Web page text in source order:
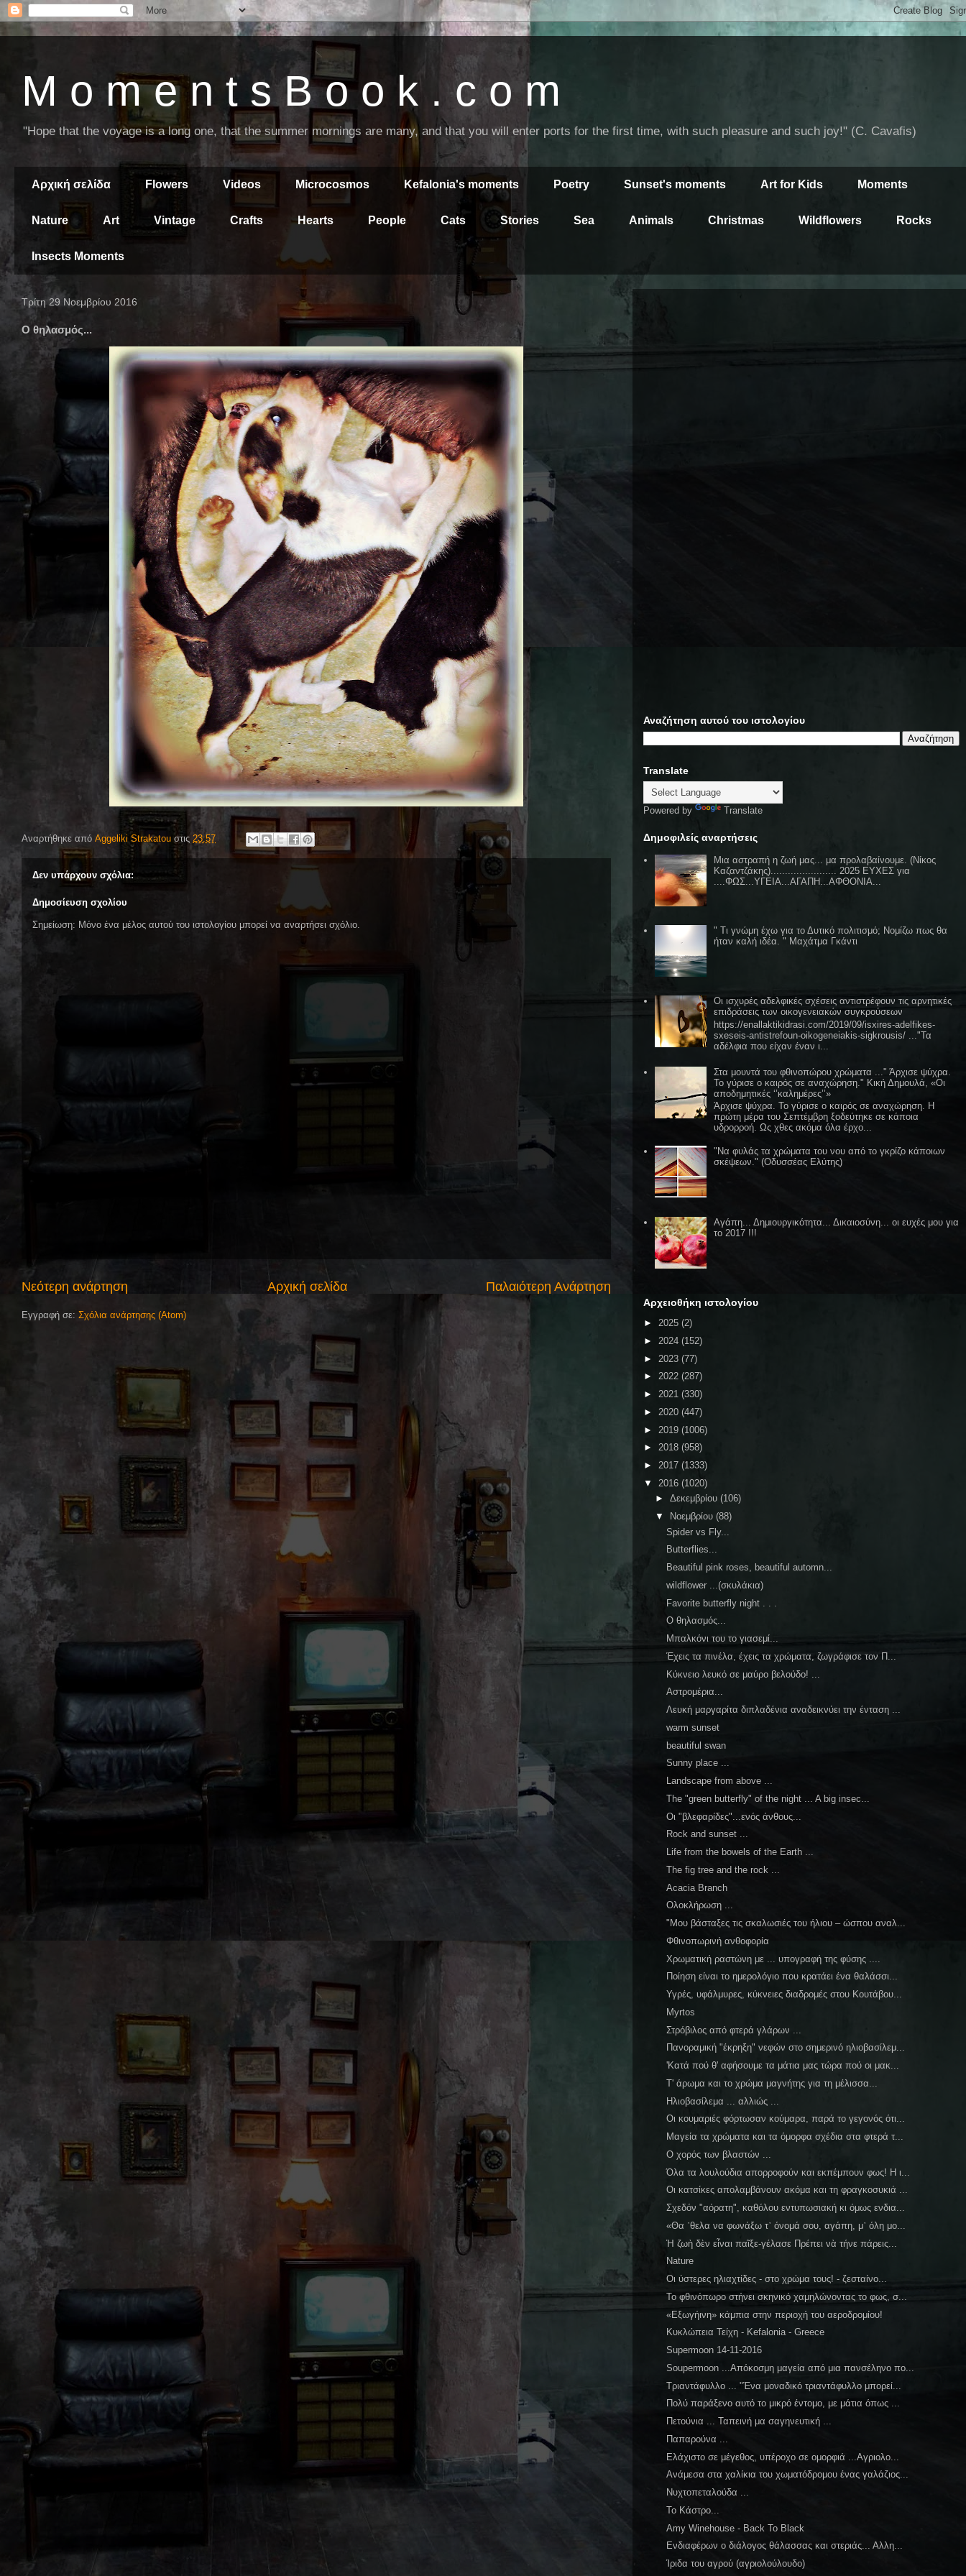
M o m e n t s B o o k . c o m
"Hope that the voyage is a long one, that the summer mornings are many, and that you will enter ports for the first time, with such pleasure and such joy!" (C. Cavafis)
Αρχική σελίδα Flowers Videos Microcosmos Kefalonia's moments Poetry Sunset's moments Art for Kids Moments
Nature Art Vintage Crafts Hearts People Cats Stories Sea Animals Christmas Wildflowers Rocks
Insects Moments
Τρίτη 29 Νοεμβρίου 2016
Ο θηλασμός...
Αναρτήθηκε από Aggeliki Strakatou στις 23:57
Δεν υπάρχουν σχόλια:
Δημοσίευση σχολίου
Σημείωση: Μόνο ένα μέλος αυτού του ιστολογίου μπορεί να αναρτήσει σχόλιο.
Νεότερη ανάρτηση Παλαιότερη Ανάρτηση
Αρχική σελίδα
Εγγραφή σε: Σχόλια ανάρτησης (Atom)
Αναζήτηση αυτού του ιστολογίου
Translate
Powered by Translate
Δημοφιλείς αναρτήσεις
Μια αστραπή η ζωή μας... μα προλαβαίνουμε. (Νίκος
Καζαντζάκης)....................... 2025 ΕΥΧΕΣ για
....ΦΩΣ...ΥΓΕΙΑ...ΑΓΑΠΗ...ΑΦΘΟΝΙΑ...
" Τι γνώμη έχω για το Δυτικό πολιτισμό; Νομίζω πως θα
ήταν καλή ιδέα. " Μαχάτμα Γκάντι
Οι ισχυρές αδελφικές σχέσεις αντιστρέφουν τις αρνητικές
επιδράσεις των οικογενειακών συγκρούσεων
https://enallaktikidrasi.com/2019/09/isxires-adelfikes-
sxeseis-antistrefoun-oikogeneiakis-sigkrousis/ ..."Τα
αδέλφια που είχαν έναν ι...
Στα μουντά του φθινοπώρου χρώματα ..." Άρχισε ψύχρα.
Το γύρισε ο καιρός σε αναχώρηση." Κική Δημουλά, «Οι
αποδημητικές ‘’καλημέρες’’»
Άρχισε ψύχρα. Το γύρισε ο καιρός σε αναχώρηση. Η
πρώτη μέρα του Σεπτέμβρη ξοδεύτηκε σε κάποια
υδρορροή. Ως χθες ακόμα όλα έρχο...
"Να φυλάς τα χρώματα του νου από το γκρίζο κάποιων
σκέψεων." (Οδυσσέας Ελύτης)
Αγάπη... Δημιουργικότητα... Δικαιοσύνη... οι ευχές μου για
το 2017 !!!
Αρχειοθήκη ιστολογίου
► 2025 (2)
► 2024 (152)
► 2023 (77)
► 2022 (287)
► 2021 (330)
► 2020 (447)
► 2019 (1006)
► 2018 (958)
► 2017 (1333)
▼ 2016 (1020)
► Δεκεμβρίου (106)
▼
Νοεμβρίου (88)
Spider vs Fly...
Butterflies...
Beautiful pink roses, beautiful automn...
wildflower ...(σκυλάκια)
Favorite butterfly night . . .
Ο θηλασμός...
Μπαλκόνι του το γιασεμί...
Έχεις τα πινέλα, έχεις τα χρώματα, ζωγράφισε τον Π...
Κύκνειο λευκό σε μαύρο βελούδο! ...
Αστρομέρια...
Λευκή μαργαρίτα διπλαδένια αναδεικνύει την ένταση ...
warm sunset
beautiful swan
Sunny place ...
Landscape from above ...
The "green butterfly" of the night ... A big insec...
Οι "βλεφαρίδες"...ενός άνθους...
Rock and sunset ...
Life from the bowels of the Earth ...
The fig tree and the rock ...
Acacia Branch
Ολοκλήρωση ...
"Μου βάσταξες τις σκαλωσιές του ήλιου – ώσπου αναλ...
Φθινοπωρινή ανθοφορία
Χρωματική ραστώνη με ... υπογραφή της φύσης ....
Ποίηση είναι το ημερολόγιο που κρατάει ένα θαλάσσι...
Υγρές, υφάλμυρες, κύκνειες διαδρομές στου Κουτάβου...
Myrtos
Στρόβιλος από φτερά γλάρων ...
Πανοραμική "έκρηξη" νεφών στο σημερινό ηλιοβασίλεμ...
'Κατά πού θ' αφήσουμε τα μάτια μας τώρα πού οι μακ...
Τ' άρωμα και το χρώμα μαγνήτης για τη μέλισσα...
Ηλιοβασίλεμα ... αλλιώς ...
Οι κουμαριές φόρτωσαν κούμαρα, παρά το γεγονός ότι...
Μαγεία τα χρώματα και τα όμορφα σχέδια στα φτερά τ...
Ο χορός των βλαστών ...
Όλα τα λουλούδια απορροφούν και εκπέμπουν φως! Η ι...
Οι κατσίκες απολαμβάνουν ακόμα και τη φραγκοσυκιά ...
Σχεδόν "αόρατη", καθόλου εντυπωσιακή κι όμως ενδια...
«Θα ᾿θελα να φωνάξω τ᾿ όνομά σου, αγάπη, μ᾿ όλη μο...
Ἡ ζωὴ δὲν εἶναι παῖξε-γέλασε Πρέπει νὰ τήνε πάρεις...
Nature
Οι ύστερες ηλιαχτίδες - στο χρώμα τους! - ζεσταίνο...
Το φθινόπωρο στήνει σκηνικό χαμηλώνοντας το φως, σ...
«Εξωγήινη» κάμπια στην περιοχή του αεροδρομίου!
Κυκλώπεια Τείχη - Kefalonia - Greece
Supermoon 14-11-2016
Soupermoon ...Απόκοσμη μαγεία από μια πανσέληνο πο...
Τριαντάφυλλο ... "Ένα μοναδικό τριαντάφυλλο μπορεί...
Πολύ παράξενο αυτό το μικρό έντομο, με μάτια όπως ...
Πετούνια ... Ταπεινή μα σαγηνευτική ...
Παπαρούνα ...
Ελάχιστο σε μέγεθος, υπέροχο σε ομορφιά ...Αγριολο...
Ανάμεσα στα χαλίκια του χωματόδρομου ένας γαλάζιος...
Νυχτοπεταλούδα ...
Το Κάστρο...
Amy Winehouse - Back To Black
Ενδιαφέρων ο διάλογος θάλασσας και στεριάς... Αλλη...
Ίριδα του αγρού (αγριολούλουδο)